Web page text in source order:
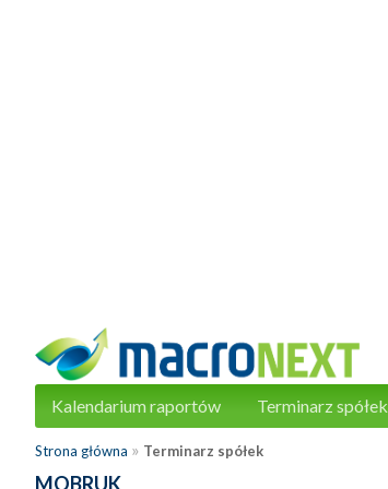
Kalendarium raportów Terminarz spółek
Strona główna » Terminarz spółek
MOBRUK